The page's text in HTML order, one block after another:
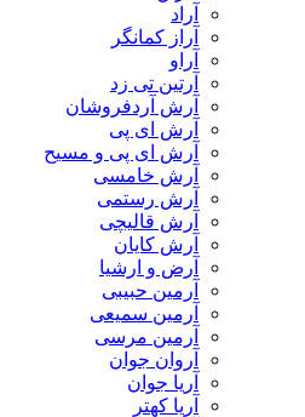
آراز کمانگر
آرتین تی زد
آرش آردفروشان
آرش ای پی
آرش ای پی و مسیح
آرش خامسی
آرش رستمی
آرش قالیچی
آرش کایان
​آرض و ارشیا
آرمین حبیبی
آرمین سمیعی
آرمین مرسی
آروان جوان
آریا جوان
آریا کهتر